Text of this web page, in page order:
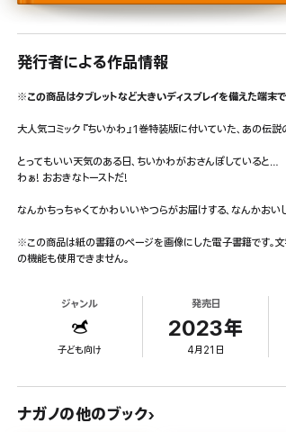
発行者による作品情報
※この商品はタブレットなど大きいディスプレイを備えた端末
大人気コミック『ちいかわ』1巻特装版に付いていた、あの伝説
とってもいい天気のある日、ちいかわがおさんぽしていると…
わぁ! おおきなトーストだ!
なんかちっちゃくてかわいいやつらがお届けする、なんかおい
※この商品は紙の書籍のページを画像にした電子書籍です。文
の機能も使用できません。
ジャンル
子ども向け
発売日
2023年
4月21日
ナガノの他のブック